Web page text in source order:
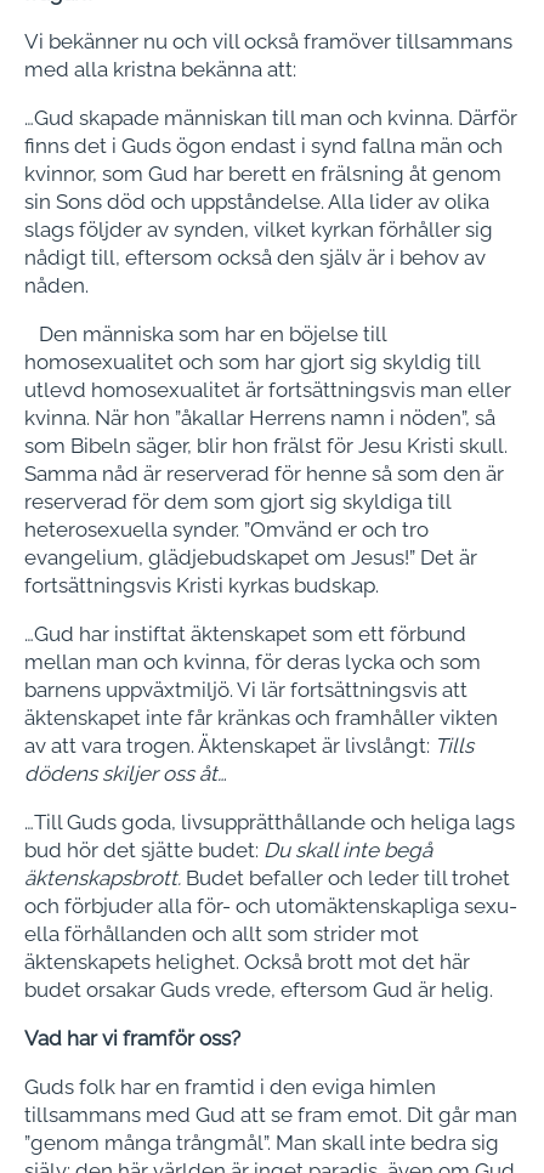
Vi bekänner nu och vill också framöver tillsammans
med alla kristna bekänna att:
…Gud skapade människan till man och kvinna. Därför
finns det i Guds ögon endast i synd fallna män och
kvinnor, som Gud har berett en frälsning åt ge­nom
sin Sons död och uppståndelse. Alla lider av olika
slags följder av syn­den, vilket kyrkan förhåller sig
nådigt till, eftersom också den själv är i behov av
nåden.
Den människa som har en böjelse till
homosexualitet och som har gjort sig skyldig till
utlevd homosexualitet är fortsättningsvis man eller
kvinna. När hon ”åkallar Herrens namn i nöden”, så
som Bibeln säger, blir hon frälst för Jesu Kristi skull.
Samma nåd är reserverad för henne så som den är
reserverad för dem som gjort sig skyldiga till
hetero­sexuella synder. ”Omvänd er och tro
evangelium, glädjebudskapet om Je­sus!” Det är
fortsättningsvis Kristi kyr­kas budskap.
…Gud har instiftat äktenskapet som ett förbund
mellan man och kvinna, för de­ras lycka och som
barnens uppväxt­miljö. Vi lär fortsättningsvis att
äkten­skapet inte får kränkas och framhåller vikten
av att vara trogen. Äktenskapet är livslångt: Tills
dödens skiljer oss åt…
…Till Guds goda, livsupprätthållande och heliga lags
bud hör det sjätte budet: Du skall inte begå
äktenskapsbrott. Budet befaller och leder till trohet
och förbju­der alla för- och utomäktenskapliga sexu­
ella förhållanden och allt som strider mot
äktenskapets helighet. Också brott mot det här
budet orsakar Guds vrede, eftersom Gud är helig.
Vad har vi framför oss?
Guds folk har en framtid i den eviga himlen
tillsammans med Gud att se fram emot. Dit går man
”genom många trångmål”. Man skall inte bedra sig